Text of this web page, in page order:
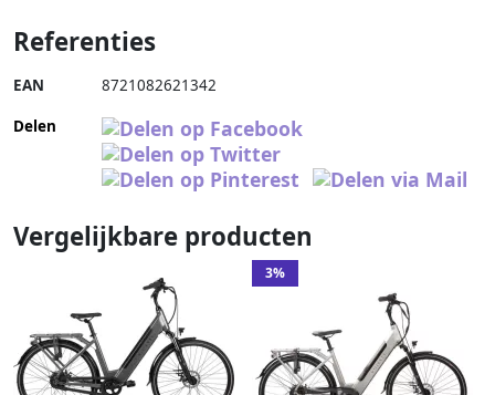
Referenties
EAN 8721082621342
Delen
Vergelijkbare producten
3%